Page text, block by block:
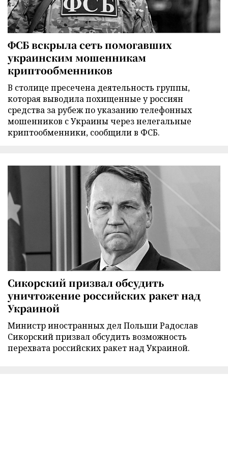
ФСБ вскрыла сеть помогавших
украинским мошенникам
криптообменников
В столице пресечена деятельность группы,
которая выводила похищенные у россиян
средства за рубеж по указанию телефонных
мошенников с Украины через нелегальные
криптообменники, сообщили в ФСБ.
Сикорский призвал обсудить
уничтожение российских ракет над
Украиной
Министр иностранных дел Польши Радослав
Сикорский призвал обсудить возможность
перехвата российских ракет над Украиной.